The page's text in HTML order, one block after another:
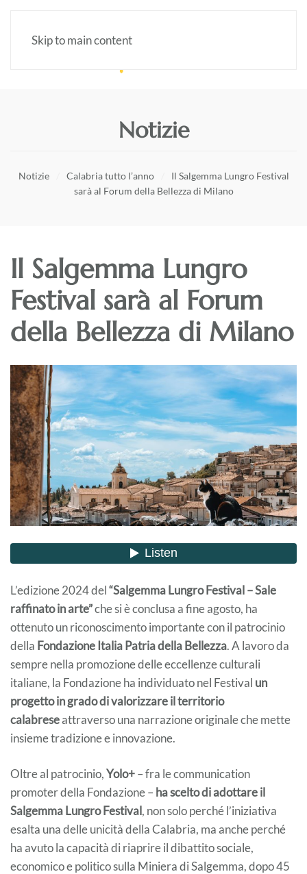
Skip to main content
Notizie
Notizie Calabria tutto l’anno
Il Salgemma Lungro Festival
sarà al Forum della Bellezza di Milano
Il Salgemma Lungro
Festival sarà al Forum
della Bellezza di Milano
L’edizione 2024 del“Salgemma Lungro Festival – Sale
raffinato in arte”che si è conclusa a fine agosto, ha
ottenuto un riconoscimento importante con il patrocinio
della Fondazione Italia Patria della Bellezza. A lavoro da
sempre nella promozione delle eccellenze culturali
italiane, la Fondazione ha individuato nel Festival un
progetto in grado di valorizzare il territorio
calabreseattraverso una narrazione originale che mette
insieme tradizione e innovazione.
Oltre al patrocinio,Yolo+– fra le communication
promoter della Fondazione – ha scelto di adottare il
Salgemma Lungro Festival, non solo perché l’iniziativa
esalta una delle unicità della Calabria, ma anche perché
ha avuto la capacità di riaprire il dibattito sociale,
economico e politico sulla Miniera di Salgemma, dopo 45